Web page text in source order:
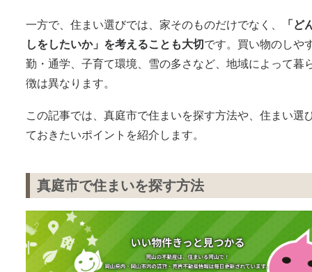
一方で、住まい選びでは、家そのものだけでなく、
「ど
しをしたいか」を考えることも大切 です。買い物のしや
勤・通学、子育て環境、雪の多さなど、地域によって暮
徴は異なります。
この記事では、真庭市で住まいを探す方法や、住まい選
ておきたいポイントを紹介します。
真庭市で住まいを探す方法